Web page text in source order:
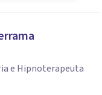
e Hipnoterapeuta